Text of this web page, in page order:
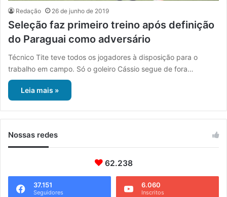
Redação 26 de junho de 2019
Seleção faz primeiro treino após definição
do Paraguai como adversário
Técnico Tite teve todos os jogadores à disposição para o
trabalho em campo. Só o goleiro Cássio segue de fora…
Leia mais »
Nossas redes
62.238
37.151
Seguidores
6.060
Inscritos